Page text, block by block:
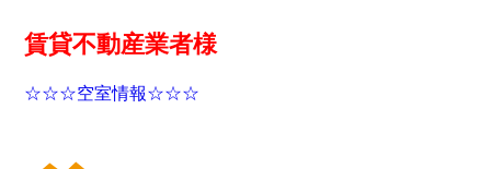
賃貸不動産業者様
☆☆☆空室情報☆☆☆